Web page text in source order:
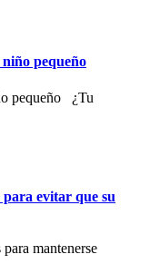
pequeño
pequeño ¿Tu
para evitar que su
mantenerse